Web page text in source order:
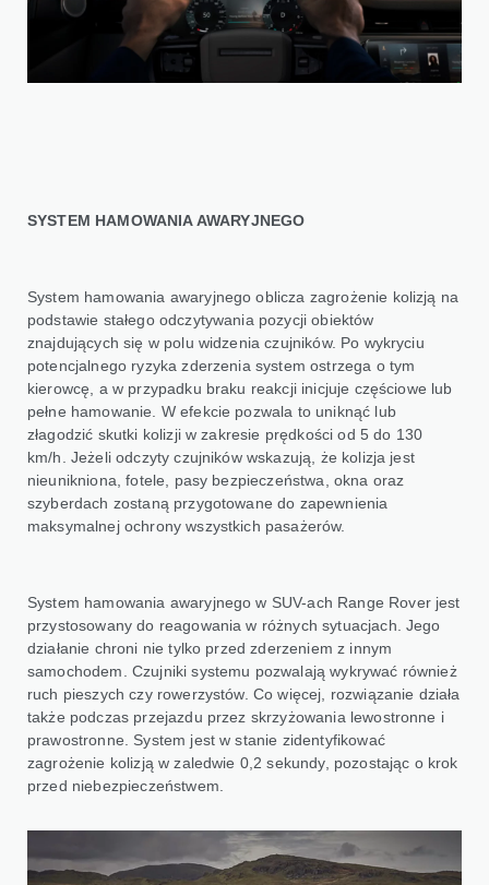
SYSTEM HAMOWANIA AWARYJNEGO
System hamowania awaryjnego oblicza zagrożenie kolizją na
podstawie stałego odczytywania pozycji obiektów
znajdujących się w polu widzenia czujników. Po wykryciu
potencjalnego ryzyka zderzenia system ostrzega o tym
kierowcę, a w przypadku braku reakcji inicjuje częściowe lub
pełne hamowanie. W efekcie pozwala to uniknąć lub
złagodzić skutki kolizji w zakresie prędkości od 5 do 130
km/h. Jeżeli odczyty czujników wskazują, że kolizja jest
nieunikniona, fotele, pasy bezpieczeństwa, okna oraz
szyberdach zostaną przygotowane do zapewnienia
maksymalnej ochrony wszystkich pasażerów.
System hamowania awaryjnego w SUV-ach Range Rover jest
przystosowany do reagowania w różnych sytuacjach. Jego
działanie chroni nie tylko przed zderzeniem z innym
samochodem. Czujniki systemu pozwalają wykrywać również
ruch pieszych czy rowerzystów. Co więcej, rozwiązanie działa
także podczas przejazdu przez skrzyżowania lewostronne i
prawostronne. System jest w stanie zidentyfikować
zagrożenie kolizją w zaledwie 0,2 sekundy, pozostając o krok
przed niebezpieczeństwem.